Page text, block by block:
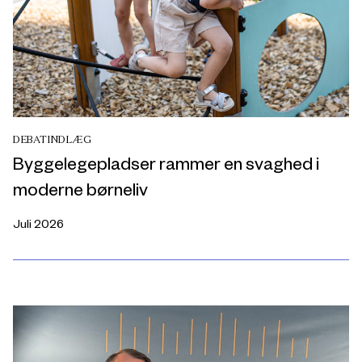
DEBATINDLÆG
Byggelegepladser rammer en svaghed i
moderne børneliv
Juli 2026